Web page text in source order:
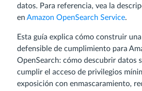
datos. Para referencia, vea la
en Amazon OpenSearch Service.
Esta guía explica cómo construir
defensible de cumplimiento para
OpenSearch: cómo descubrir datos
cumplir el acceso de privilegios
exposición con enmascaramiento,